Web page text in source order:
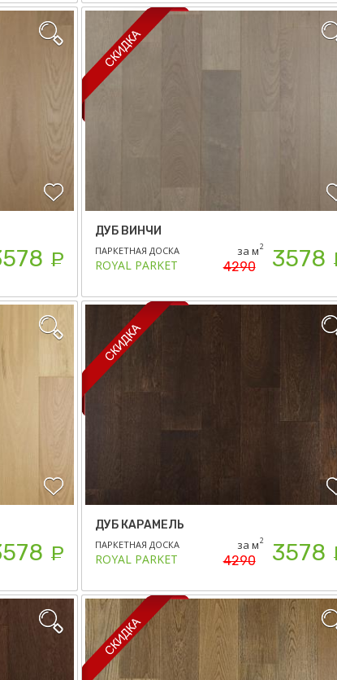
Р
ДУБ ВИНЧИ
ПАРКЕТНАЯ ДОСКА
ROYAL PARKET
за м2 3578
4290
Р
ДУБ КАРАМЕЛЬ
ПАРКЕТНАЯ ДОСКА
ROYAL PARKET
за м2 3578
4290